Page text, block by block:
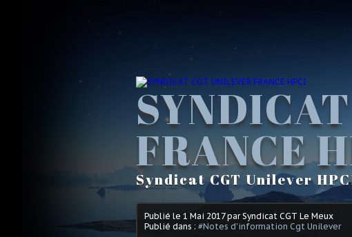
FRANCE
Syndicat CGT Unilever
Publié le 1 Mai 2017par Syndicat CGT Le Meux
Publié dans : #Notes d'information Cgt Unilever